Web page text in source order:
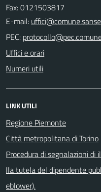
Fax: 0121503817
E-mail:
PEC:
Uffici e orari
Numeri utili
LINK UTILI
Regione Piemonte
Città metropolitana di Torino
Procedura di segnalazioni
lla tutela del dipendente
eblower).